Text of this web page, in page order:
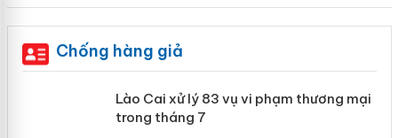
Chống hàng giả
Lào Cai xử lý 83 vụ vi phạm thương
mại trong tháng 7